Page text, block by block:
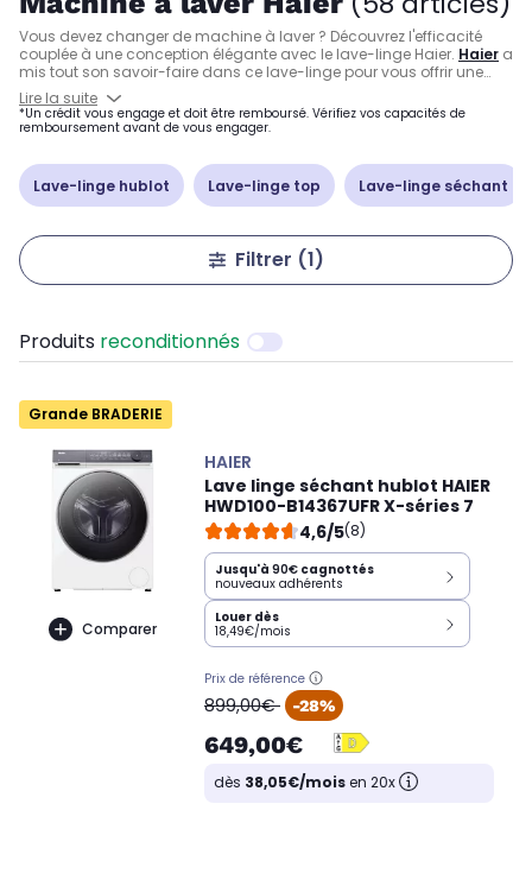
Vous devez changer de machine à laver ? Découvrez l'efficacité
couplée à une conception élégante avec le lave-linge Haier. Haier a
mis tout son savoir-faire dans ce lave-linge pour vous offrir une
machine à laver Haier qui allie performance et durabilité. Grâce à
son moteur robuste et à sa technologie avancée, vos vêtements
ressortiront impeccables à chaque lavage ! Avec un lave-linge
lessive de qualité supérieure.
Lire la suite
*Un crédit vous engage et doit être remboursé. Vérifiez vos capacités de
remboursement avant de vous engager.
Lave-linge hublot Lave-linge top Lave-linge séchant
Filtrer (1)
Produits reconditionnés
Grande BRADERIE
Comparer
HAIER
Lave linge séchant hublot HAIER
HWD100-B14367UFR X-séries 7
4,6/5(8)
Jusqu'à 90€ cagnottés
nouveaux adhérents
Louer dès
18,49€/mois
Prix de référence
oldPrice
899,00€ -28%
649,00€
dès 38,05€/moisen 20x